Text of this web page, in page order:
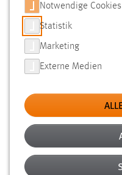
SUCHE
FILTER
Typ
Erstellungsdatum
Alter
Notwendige Cookies
Statistik
Marketing
Externe Medien